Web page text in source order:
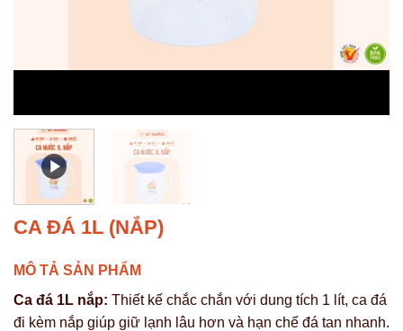
CA ĐÁ 1L (NẮP)
MÔ TẢ SẢN PHẨM
Ca đá 1L nắp: Thiết kế chắc chắn với dung tích 1 lít, ca đá
đi kèm nắp giúp giữ lạnh lâu hơn và hạn chế đá tan nhanh.